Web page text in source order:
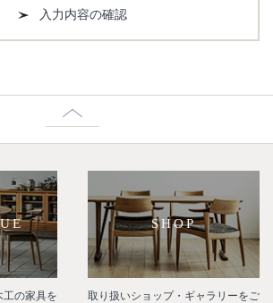
入力内容の確認
工の家具を
SHOP
取り扱いショップ・ギャラリーをご